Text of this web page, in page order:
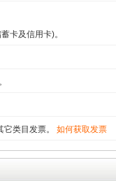
卡及信用卡)。
类目发票。 如何获取发票